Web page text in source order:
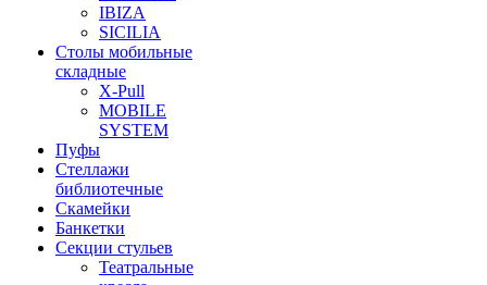
IBIZA
SICILIA
Столы мобильные
складные
X-Pull
MOBILE
SYSTEM
Пуфы
Стеллажи
библиотечные
Скамейки
Банкетки
Секции стульев
Театральные